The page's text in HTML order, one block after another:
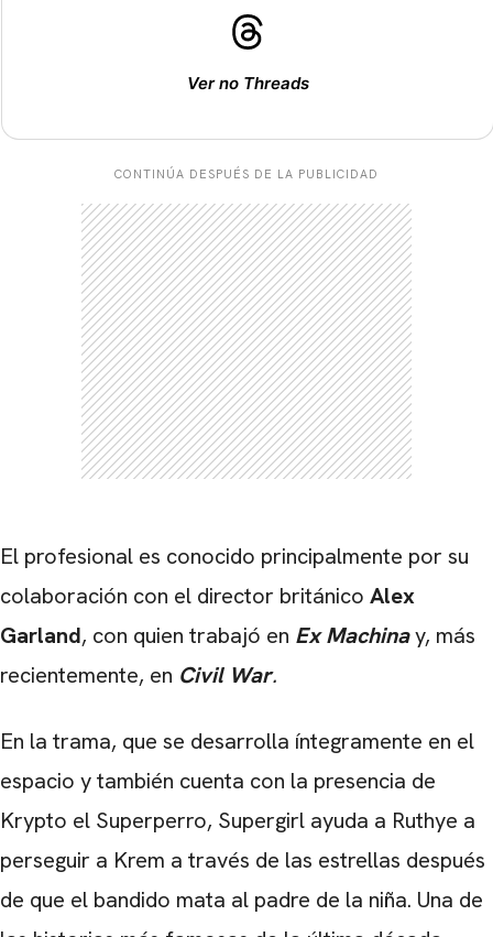
Ver no Threads
CONTINÚA DESPUÉS DE LA PUBLICIDAD
El profesional es conocido principalmente por su
colaboración con el director británico Alex
Garland, con quien trabajó en Ex Machinay, más
recientemente, en Civil War.
En la trama, que se desarrolla íntegramente en el
espacio y también cuenta con la presencia de
Krypto el Superperro, Supergirl ayuda a Ruthye a
perseguir a Krem a través de las estrellas después
de que el bandido mata al padre de la niña. Una de